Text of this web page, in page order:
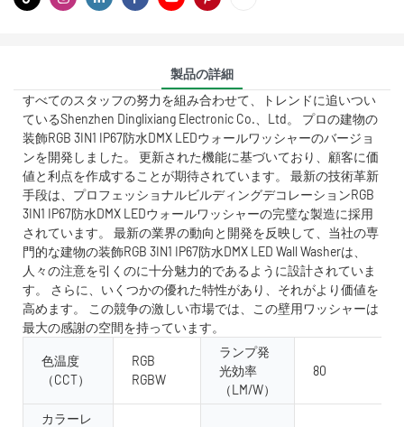
製品の詳細
すべてのスタッフの努力を組み合わせて、トレンドに追いつい
ているShenzhen Dinglixiang Electronic Co.、Ltd。 プロの建物の
装飾RGB 3IN1 IP67防水DMX LEDウォールワッシャーのバージョ
ンを開発しました。 更新された機能に基づいており、顧客に価
値と利点を作成することが期待されています。 最新の技術革新
手段は、プロフェッショナルビルディングデコレーションRGB
3IN1 IP67防水DMX LEDウォールワッシャーの完璧な製造に採用
されています。 最新の業界の動向と開発を反映して、当社の専
門的な建物の装飾RGB 3IN1 IP67防水DMX LED Wall Washerは、
人々の注意を引くのに十分魅力的であるように設計されていま
す。 さらに、いくつかの優れた特性があり、それがより価値を
高めます。 この競争の激しい市場では、この壁用ワッシャーは
最大の感謝の空間を持っています。
色温度
（CCT）
RGB
RGBW
ランプ発
光効率
（LM/W）
80
カラーレ